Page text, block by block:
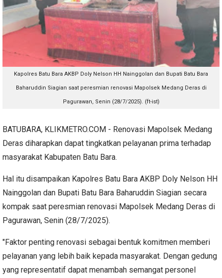
Kapolres Batu Bara AKBP Doly Nelson HH Nainggolan dan Bupati Batu Bara
Baharuddin Siagian saat peresmian renovasi Mapolsek Medang Deras di
Pagurawan, Senin (28/7/2025). (ft-ist)
BATUBARA, KLIKMETRO.COM - Renovasi Mapolsek Medang
Deras diharapkan dapat tingkatkan pelayanan prima terhadap
masyarakat Kabupaten Batu Bara.
Hal itu disampaikan Kapolres Batu Bara AKBP Doly Nelson HH
Nainggolan dan Bupati Batu Bara Baharuddin Siagian secara
kompak saat peresmian renovasi Mapolsek Medang Deras di
Pagurawan, Senin (28/7/2025).
"Faktor penting renovasi sebagai bentuk komitmen memberi
pelayanan yang lebih baik kepada masyarakat. Dengan gedung
yang representatif dapat menambah semangat personel